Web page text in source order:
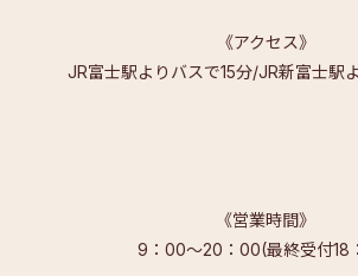
《アクセス》
JR富士駅よりバスで15分/JR新富士駅
《営業時間》
9：00～20：00(最終受付18